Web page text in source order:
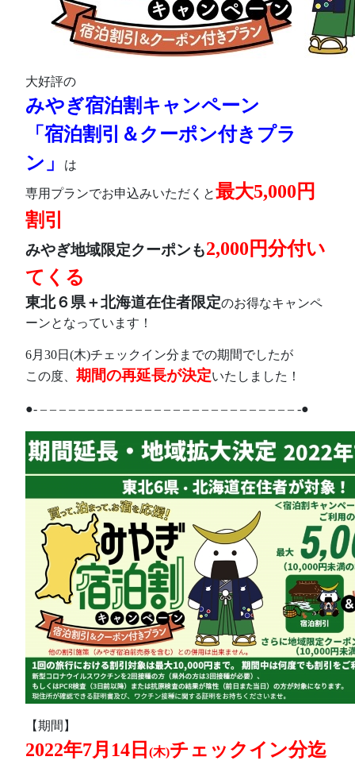
大好評の
みやぎ宿泊割キャンペーン
「宿泊割引＆クーポン付きプラ
ン」
は
専用プランでお申込みいただくと最大5,000円
割引
みやぎ地域限定クーポンも2,000円分付い
てくる
東北６県＋北海道在住者限定のお得なキャンペ
ーンとなっています！
6月30日(木)チェックイン分までの期間でしたが
この度、 期間の再延長が決定いたしました！
●- – – – – – – – – – – – – – – – – – – – – – – – – – – – -●
【期間】
2022年7月14日 (木)チェックイン分迄